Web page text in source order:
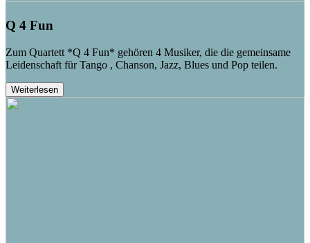
Q 4 Fun
Zum Quartett *Q 4 Fun* gehören 4 Musiker, die die gemeinsame
Leidenschaft für Tango , Chanson, Jazz, Blues und Pop teilen.
Weiterlesen